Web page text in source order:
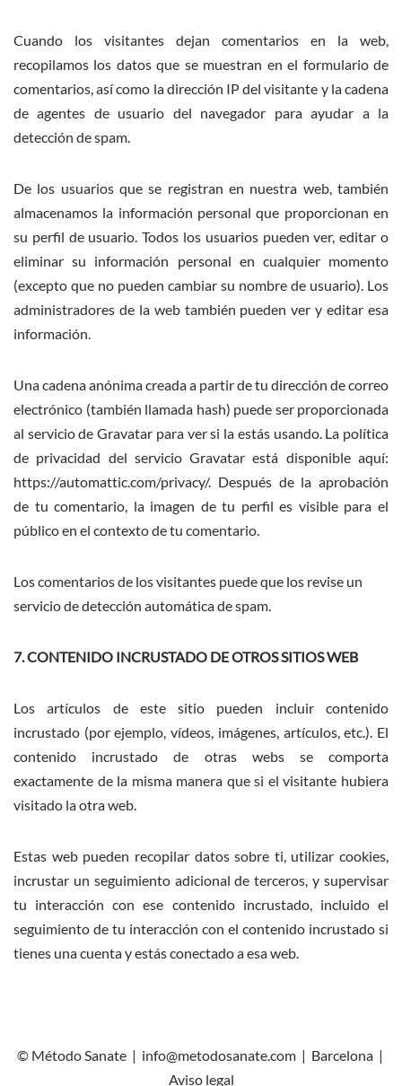
Cuando los visitantes dejan comentarios en la web,
recopilamos los datos que se muestran en el formulario de
comentarios, así como la dirección IP del visitante y la cadena
de agentes de usuario del navegador para ayudar a la
detección de spam.
De los usuarios que se registran en nuestra web, también
almacenamos la información personal que proporcionan en
su perfil de usuario. Todos los usuarios pueden ver, editar o
eliminar su información personal en cualquier momento
(excepto que no pueden cambiar su nombre de usuario). Los
administradores de la web también pueden ver y editar esa
información.
Una cadena anónima creada a partir de tu dirección de correo
electrónico (también llamada hash) puede ser proporcionada
al servicio de Gravatar para ver si la estás usando. La política
de privacidad del servicio Gravatar está disponible aquí:
https://automattic.com/privacy/. Después de la aprobación
de tu comentario, la imagen de tu perfil es visible para el
público en el contexto de tu comentario.
Los comentarios de los visitantes puede que los revise un
servicio de detección automática de spam.
7. CONTENIDO INCRUSTADO DE OTROS SITIOS WEB
Los artículos de este sitio pueden incluir contenido
incrustado (por ejemplo, vídeos, imágenes, artículos, etc.). El
contenido incrustado de otras webs se comporta
exactamente de la misma manera que si el visitante hubiera
visitado la otra web.
Estas web pueden recopilar datos sobre ti, utilizar cookies,
incrustar un seguimiento adicional de terceros, y supervisar
tu interacción con ese contenido incrustado, incluido el
seguimiento de tu interacción con el contenido incrustado si
tienes una cuenta y estás conectado a esa web.
© Método Sanate | info@metodosanate.com | Barcelona |
Aviso legal